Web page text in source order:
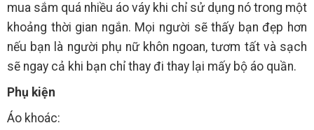
mua sắm quá nhiều áo váy khi chỉ sử dụng nó trong một
khoảng thời gian ngắn. Mọi người sẽ thấy bạn đẹp hơn
nếu bạn là người phụ nữ khôn ngoan, tươm tất và sạch
sẽ ngay cả khi bạn chỉ thay đi thay lại mấy bộ áo quần.
Phụ kiện
Áo khoác: